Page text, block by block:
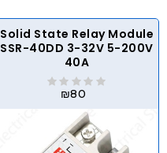
Solid State Relay Module
SSR-40DD 3-32V 5-200V
40A
₪80